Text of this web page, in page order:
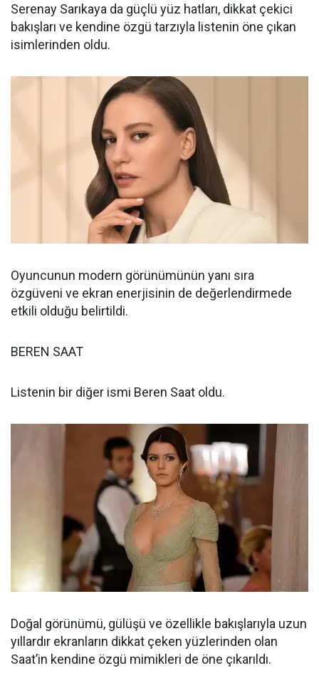
Serenay Sarıkaya da güçlü yüz hatları, dikkat çekici
bakışları ve kendine özgü tarzıyla listenin öne çıkan
isimlerinden oldu.
Oyuncunun modern görünümünün yanı sıra
özgüveni ve ekran enerjisinin de değerlendirmede
etkili olduğu belirtildi.
BEREN SAAT
Listenin bir diğer ismi Beren Saat oldu.
Doğal görünümü, gülüşü ve özellikle bakışlarıyla uzun
yıllardır ekranların dikkat çeken yüzlerinden olan
Saat’in kendine özgü mimikleri de öne çıkarıldı.